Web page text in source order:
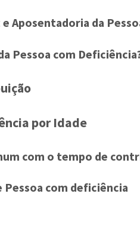
Aposentadoria da
Pessoa com
por Idade
com o tempo de
Pessoa com deficiência